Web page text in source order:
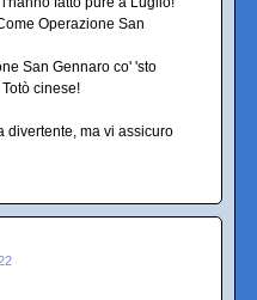
Operazione San
San Gennaro co' 'sto
cinese!
divertente, ma vi assicuro